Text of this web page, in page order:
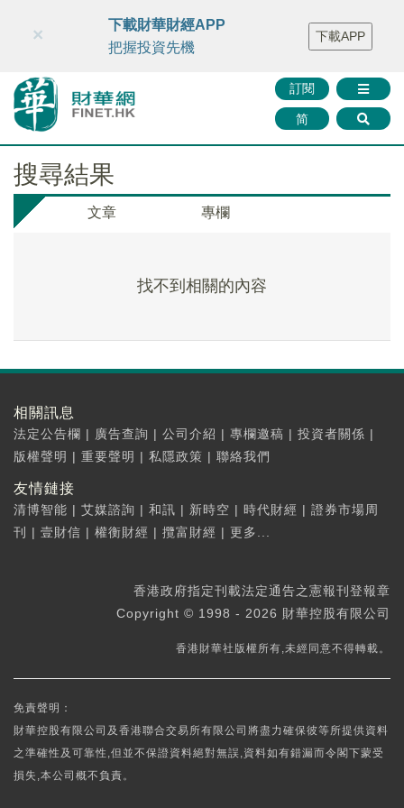
財華智庫網 FINTV FINMETA 財華證券 媒體矩陣
智庫沙龍
聯絡我們
訂閱
简
×
下載財華財經APP
把握投資先機
下載APP
搜尋結果
文章 專欄
找不到相關的內容
相關訊息
法定公告欄 | 廣告查詢 | 公司介紹 | 專欄邀稿 | 投資者關係 |
版權聲明 | 重要聲明 | 私隱政策 | 聯絡我們
友情鏈接
清博智能 | 艾媒諮詢 | 和訊 | 新時空 | 時代財經 | 證券市場周
刊
| 壹財信 | 權衡財經 | 攬富財經 | 更多...
香港政府指定刊載法定通告之憲報刊登報章
Copyright © 1998 - 2026 財華控股有限公司
香港財華社版權所有,未經同意不得轉載。
免責聲明：
財華控股有限公司及香港聯合交易所有限公司將盡力確保彼等所提供資料
之準確性及可靠性,但並不保證資料絕對無誤,資料如有錯漏而令閣下蒙受
損失,本公司概不負責。